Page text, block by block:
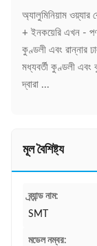
অ্যালুমিনিয়াম
+ ইনকয়েরি এখন -
কুণ্ডলী এবং রান্নার
মধ্যবর্তী কুণ্ডলী
দ্বারা ...
মূল বৈশিষ্ট্য
ব্র্যান্ড নাম:
SMT
মডেল নম্বর: